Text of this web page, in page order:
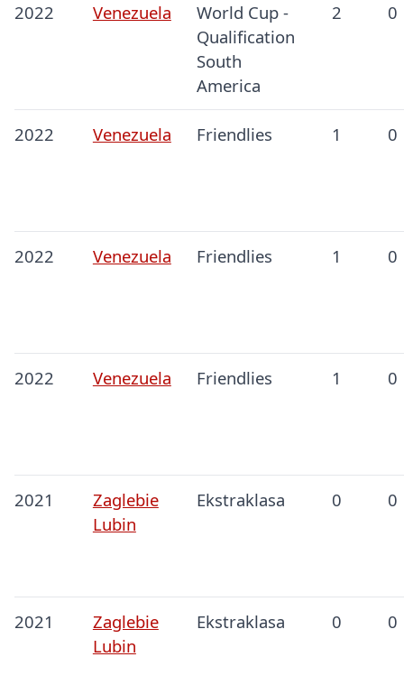
2022 Venezuela
World Cup -
Qualification
South
America
2 0
2022 Venezuela Friendlies 1 0
2022 Venezuela Friendlies 1 0
2022 Venezuela Friendlies 1 0
2021
Zaglebie
Lubin
Ekstraklasa 0 0
2021
Zaglebie
Lubin
Ekstraklasa 0 0